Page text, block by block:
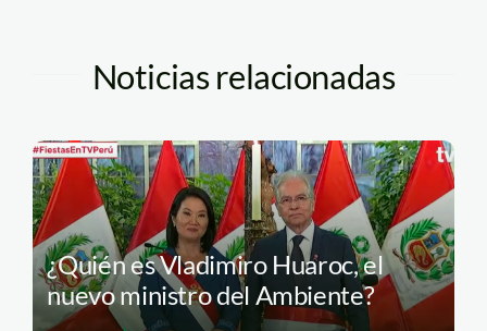
Noticias relacionadas
¿Quién es Vladimiro Huaroc, el
nuevo ministro del Ambiente?